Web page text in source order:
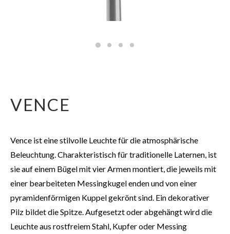
VENCE
Vence ist eine stilvolle Leuchte für die atmosphärische
Beleuchtung. Charakteristisch für traditionelle Laternen, ist
sie auf einem Bügel mit vier Armen montiert, die jeweils mit
einer bearbeiteten Messingkugel enden und von einer
pyramidenförmigen Kuppel gekrönt sind. Ein dekorativer
Pilz bildet die Spitze. Aufgesetzt oder abgehängt wird die
Leuchte aus rostfreiem Stahl, Kupfer oder Messing